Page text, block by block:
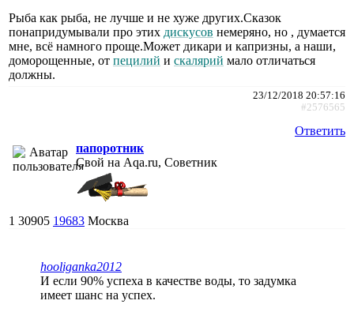
Рыба как рыба, не лучше и не хуже других.Сказок
понапридумывали про этих дискусов немеряно, но , думается
мне, всё намного проще.Может дикари и капризны, а наши,
доморощенные, от пецилий и скалярий мало отличаться
должны.
23/12/2018 20:57:16
#2576565
Ответить
папоротник
Свой на Aqa.ru, Советник
1 30905 19683 Москва
hooliganka2012
И если 90% успеха в качестве воды, то задумка
имеет шанс на успех.